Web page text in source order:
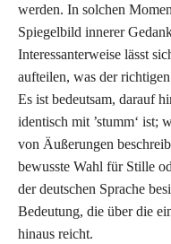
werden. In solchen
Spiegelbild innerer
Interessanterweise lässt
aufteilen, was der
Es ist bedeutsam, darauf
identisch mit ’stumm‘ ist;
von Äußerungen
bewusste Wahl für Stille
der deutschen Sprache
Bedeutung, die über die
hinaus reicht.